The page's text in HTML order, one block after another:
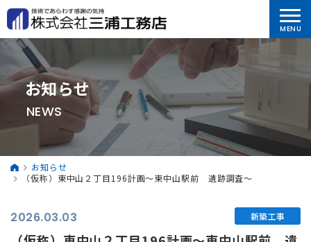
お知らせ
NEWS
お知らせ
（仮称）東中山２丁目196計画～東中山駅前 遺跡調査～
2026.03.03 新築工事